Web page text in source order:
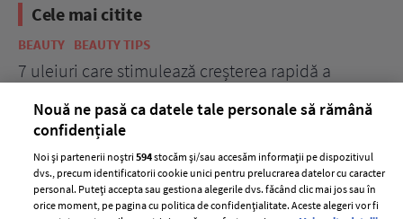
Cele mai citite
BEAUTY BEAUTY TIPS
7 uleiuri care stimulează creșterea rapidă a
Nouă ne pasă ca datele tale personale să rămână
confidențiale
Noi și partenerii noștri594stocăm și/sau accesăm informații pe dispozitivul
dvs., precum identificatorii cookie unici pentru prelucrarea datelor cu caracter
personal. Puteți accepta sau gestiona alegerile dvs. făcând clic mai jos sau în
orice moment, pe pagina cu politica de confidențialitate. Aceste alegeri vor fi